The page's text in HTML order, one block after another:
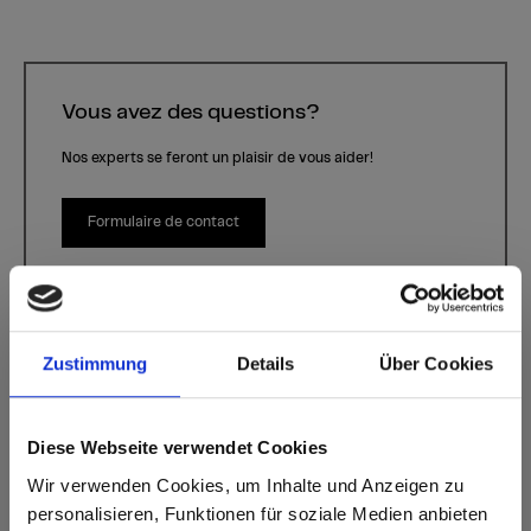
Zustimmung Details Über Cookies
Diese Webseite verwendet Cookies
Wir verwenden Cookies, um Inhalte und Anzeigen zu
personalisieren, Funktionen für soziale Medien anbieten
Vous avez des questions?
Nos experts se feront un plaisir de vous aider!
Formulaire de contact
Utopia